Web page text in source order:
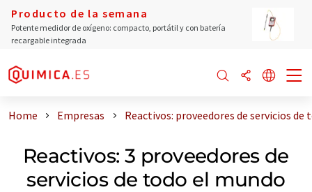
Producto de la semana
Potente medidor de oxígeno: compacto, portátil y con batería
recargable integrada
Home Empresas Reactivos: proveedores de servicios de
Reactivos: 3 proveedores de
servicios de todo el mundo